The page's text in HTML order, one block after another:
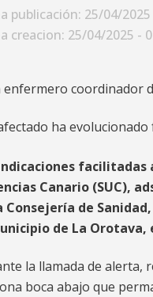
publicación: 25/04/
creacion: 25/04/2025 -
enfermero coordinador
ha
Canario (SUC),
Consejería de
de La Orotava,
la llamada de alerta,
boca abajo que